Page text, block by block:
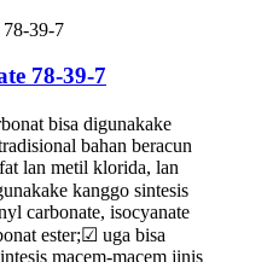
78-39-7
bisa digunakake
bahan beracun
lan metil klorida, lan
kanggo sintesis
carbonate, isocyanate
ester;☑ uga bisa
macem-macem jinis